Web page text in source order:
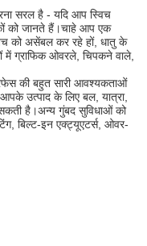
सरल है - यदि आप स्विच
को जानते हैं।चाहे आप एक
को असेंबल कर रहे हों, धातु के
में ग्राफिक ओवरले, चिपकने वाले,
की बहुत सारी आवश्यकताओं
उत्पाद के लिए बल, यात्रा,
सकती है।अन्य गुंबद सुविधाओं को
बिल्ट-इन एक्ट्यूएटर्स, ओवर-